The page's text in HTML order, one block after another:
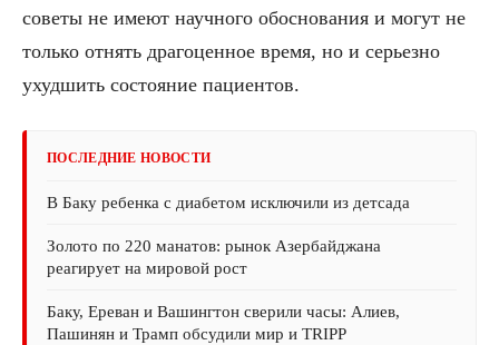
советы не имеют научного обоснования и могут не
только отнять драгоценное время, но и серьезно
ухудшить состояние пациентов.
ПОСЛЕДНИЕ НОВОСТИ
В Баку ребенка с диабетом исключили из детсада
Золото по 220 манатов: рынок Азербайджана
реагирует на мировой рост
Баку, Ереван и Вашингтон сверили часы: Алиев,
Пашинян и Трамп обсудили мир и TRIPP